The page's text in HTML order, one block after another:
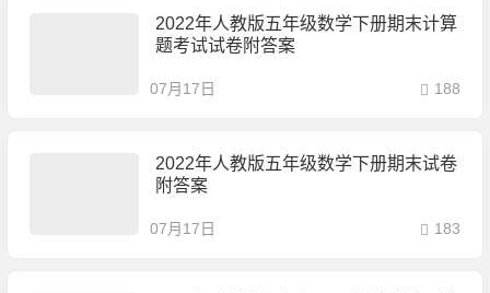
2022年人教版五年级数学下册期末计算
题考试试卷附答案
07月17日 188
2022年人教版五年级数学下册期末试卷
附答案
07月17日 183